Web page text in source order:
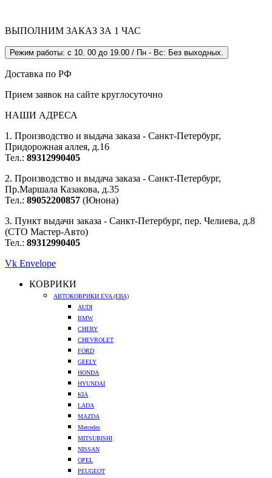
ВЫПОЛНИМ ЗАКАЗ ЗА 1 ЧАС
Режим работы: с 10. 00 до 19.00 / Пн - Вс: Без выходных.
Доставка по РФ
Прием заявок на сайте круглосуточно
НАШИ АДРЕСА
1. Производство и выдача заказа - Санкт-Петербург,
Придорожная аллея, д.16
Тел.: 89312990405
2. Производство и выдача заказа - Санкт-Петербург,
Пр.Маршала Казакова, д.35
Тел.: 89052200857 (Юнона)
3. Пункт выдачи заказа - Санкт-Петербург, пер. Челиева, д.8
(СТО Мастер-Авто)
Тел.: 89312990405
Vk Envelope
КОВРИКИ
АВТОКОВРИКИ EVA (ЕВА)
AUDI
BMW
CHERY
CHEVROLET
FORD
GEELY
HONDA
HYUNDAI
KIA
LADA
MAZDA
Mercedes
MITSUBISHI
NISSAN
OPEL
PEUGEOT